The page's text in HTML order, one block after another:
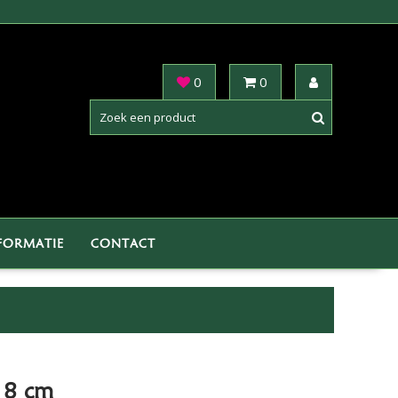
0 0
CONTACT
cm